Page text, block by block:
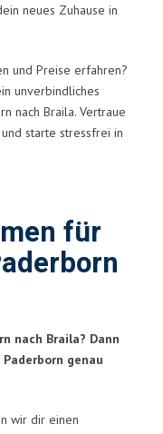
neues Zuhause in
und Preise erfahren?
unverbindliches
nach Braila. Vertraue
starte stressfrei in
für
nach Braila? Dann
genau
wir dir einen